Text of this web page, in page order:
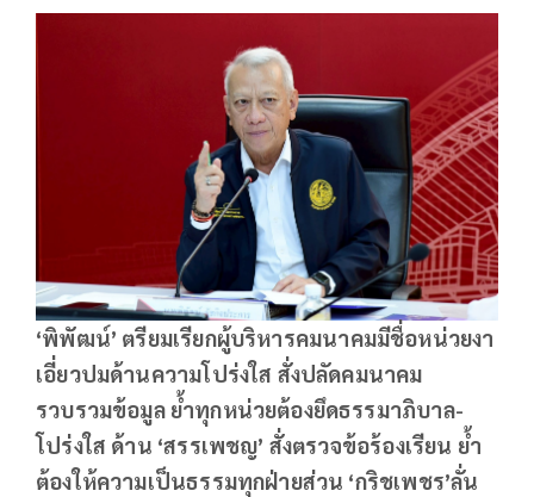
‘พิพัฒน์’ ตรียมเรียกผู้บริหารคมนาคมมีชื่อหน่วยงา
เอี่ยวปมด้านความโปร่งใส สั่งปลัดคมนาคม
รวบรวมข้อมูล ย้ำทุกหน่วยต้องยึดธรรมาภิบาล-
โปร่งใส ด้าน ‘สรรเพชญ’ สั่งตรวจข้อร้องเรียน ย้ำ
ต้องให้ความเป็นธรรมทุกฝ่ายส่วน ‘กริชเพชร’ลั่น